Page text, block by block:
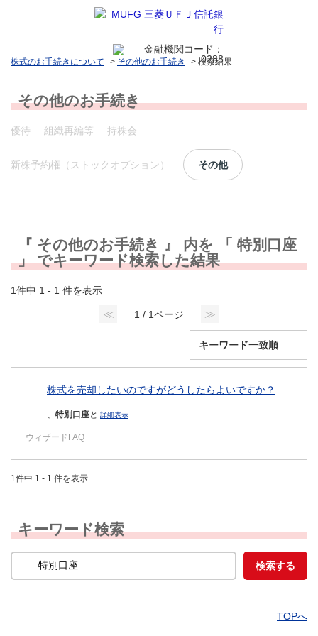
株式のお手続きについて > その他のお手続き > 検索結果
その他のお手続き
優待 組織再編等 持株会
新株予約権（ストックオプション） その他
『 その他のお手続き 』 内を 「 特別口座
」 でキーワード検索した結果
1件中 1 - 1 件を表示
≪ 1 / 1ページ ≫
株式を売却したいのですがどうしたらよいですか？
、 特別口座と 詳細表示
ウィザードFAQ
1件中 1 - 1 件を表示
キーワード検索
TOPへ